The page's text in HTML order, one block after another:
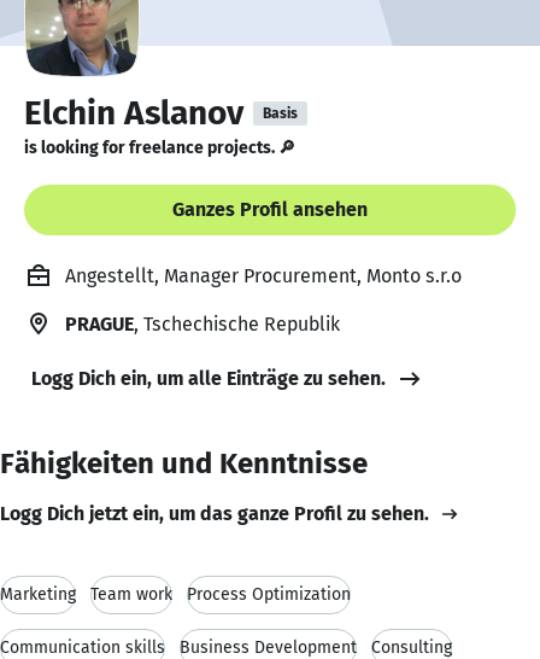
Elchin Aslanov Basis
is looking for freelance projects. 🔎
Ganzes Profil ansehen
Angestellt, Manager Procurement, Monto s.r.o
PRAGUE, Tschechische Republik
Logg Dich ein, um alle Einträge zu sehen.
Fähigkeiten und Kenntnisse
Logg Dich jetzt ein, um das ganze Profil zu sehen.
Marketing Team work Process Optimization
Communication skills Business Development Consulting